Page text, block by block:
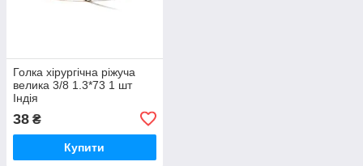
Голка хірургічна ріжуча
велика 3/8 1.3*73 1 шт
Індія
38 ₴
Купити